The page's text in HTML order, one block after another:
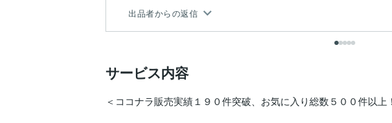
出品者からの返信
サービス内容
＜ココナラ販売実績１９０件突破、お気に入り総数５００件以上